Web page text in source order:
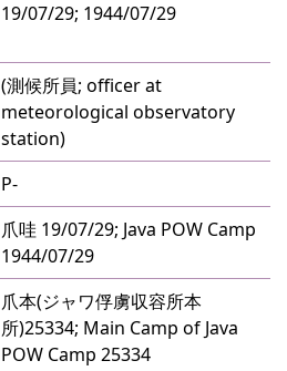
19/07/29; 1944/07/29
(測候所員; officer at
meteorological observatory
station)
P-
爪哇 19/07/29; Java POW Camp
1944/07/29
爪本(ジャワ俘虜収容所本
所)25334; Main Camp of Java
POW Camp 25334